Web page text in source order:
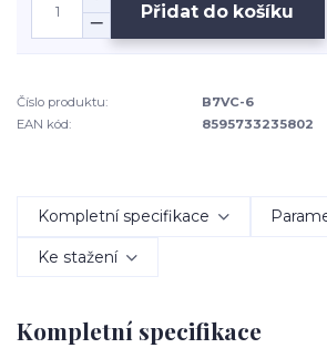
Přidat do košíku
Číslo produktu:
B7VC-6
EAN kód:
8595733235802
Kompletní specifikace
Ke stažení
Kompletní specifikace